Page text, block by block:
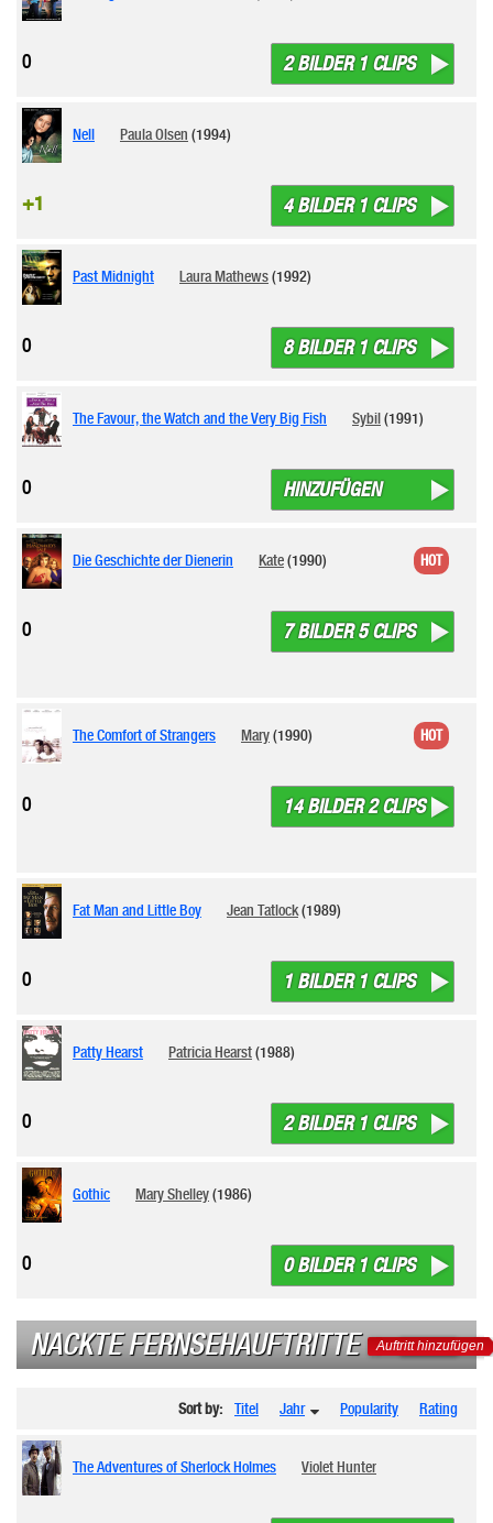
2 BILDER 1 CLIPS
0
Nell Paula Olsen (1994)
4 BILDER 1 CLIPS
+1
Past Midnight Laura Mathews(1992)
8 BILDER 1 CLIPS
0
The Favour, the Watch and the Very Big Fish Sybil(1991)
HINZUFÜGEN
0
Die Geschichte der Dienerin Kate(1990)
7 BILDER 5 CLIPS
0
HOT
The Comfort of Strangers Mary(1990)
14 BILDER 2 CLIPS
0
HOT
Fat Man and Little Boy Jean Tatlock(1989)
1 BILDER 1 CLIPS
0
Patty Hearst Patricia Hearst(1988)
2 BILDER 1 CLIPS
0
Gothic Mary Shelley(1986)
0 BILDER 1 CLIPS
0
NACKTE FERNSEHAUFTRITTE Auftritt hinzufügen
Sort by: Titel Jahr Popularity Rating
The Adventures of Sherlock Holmes Violet Hunter